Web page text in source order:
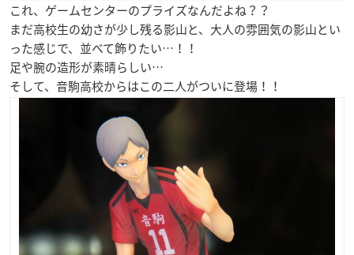
これ、ゲームセンターのプライズなんだよね？？
まだ高校生の幼さが少し残る影山と、大人の雰囲気の影山とい
った感じで、並べて飾りたい…！！
足や腕の造形が素晴らしい…
そして、音駒高校からはこの二人がついに登場！！